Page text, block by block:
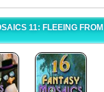
11: FLEEING FROM